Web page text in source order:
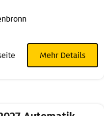
Mehr Details